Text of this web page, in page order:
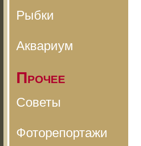
Рыбки
Аквариум
Прочее
Советы
Фоторепортажи